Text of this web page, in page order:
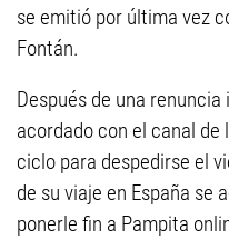
se emitió por última vez
Fontán.
Después de una
acordado con el canal
ciclo para despedirse el
de su viaje en España se
ponerle fin a Pampita